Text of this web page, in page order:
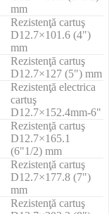
mm
Rezistenţă cartuş
D12.7×101.6 (4")
mm
Rezistenţă cartuş
D12.7×127 (5") mm
Rezistenţă electrica
cartuş
D12.7×152.4mm-6"
Rezistenţă cartuş
D12.7×165.1
(6"1/2) mm
Rezistenţă cartuş
D12.7×177.8 (7")
mm
Rezistenţă cartuş